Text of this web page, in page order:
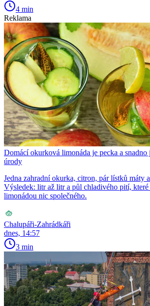
4 min
Reklama
Domácí okurková limonáda je pecka a
úrody
Jedna zahradní okurka, citron, pár lístků máty
Výsledek: litr až litr a půl chladivého pití, které
limonádou nic společného.
Chalupáři-Zahrádkáři
dnes, 14:57
3 min